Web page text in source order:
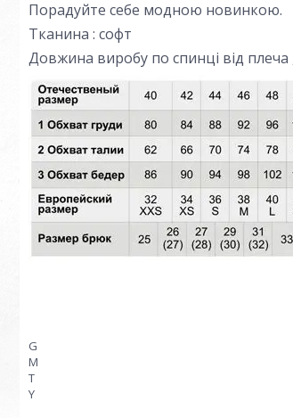
Порадуйте себе модною новинкою.
Тканина : софт
Довжина виробу по спинці від
G
M
T
Y